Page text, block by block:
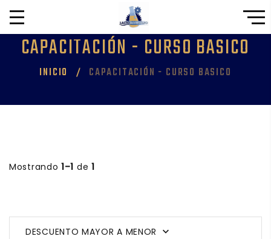
CAPACITACIÓN - CURSO BASICO
INICIO CAPACITACIÓN - CURSO BASICO
Mostrando 1–1 de 1
DESCUENTO MAYOR A MENOR